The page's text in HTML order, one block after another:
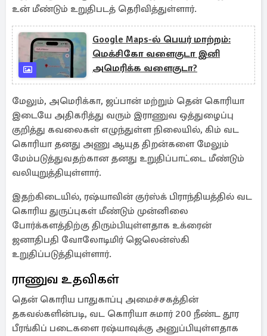
உன் மீண்டும் உறுதிபடத் தெரிவித்துள்ளார்.
Google Maps-ல் பெயர் மாற்றம்:
மெக்சிகோ வளைகுடா இனி
அமெரிக்க வளைகுடா?
மேலும், அமெரிக்கா, ஜப்பான் மற்றும் தென் கொரியா
இடையே அதிகரித்து வரும் இராணுவ ஒத்துழைப்பு
குறித்து கவலைகள் எழுந்துள்ள நிலையில், கிம் வட
கொரியா தனது அணு ஆயுத திறன்களை மேலும்
மேம்படுத்துவதற்கான தனது உறுதிப்பாட்டை மீண்டும்
வலியுறுத்தியுள்ளார்.
இதற்கிடையில், ரஷ்யாவின் குர்ஸ்க் பிராந்தியத்தில் வட
கொரிய துருப்புகள் மீண்டும் முன்னிலை
போர்க்களத்திற்கு திரும்பியுள்ளதாக உக்ரைன்
ஜனாதிபதி வோலோடிமிர் ஜெலென்ஸ்கி
உறுதிப்படுத்தியுள்ளார்.
ராணுவ உதவிகள்
தென் கொரிய பாதுகாப்பு அமைச்சகத்தின்
தகவல்களின்படி, வட கொரியா சுமார் 200 நீண்ட தூர
பீரங்கிப் படைகளை ரஷ்யாவுக்கு அனுப்பியுள்ளதாக